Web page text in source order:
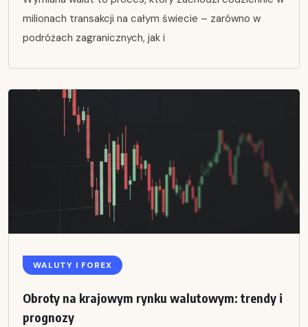
milionach transakcji na całym świecie – zarówno w
podróżach zagranicznych, jak i
WALUTY I FOREX
Obroty na krajowym rynku walutowym: trendy i
prognozy